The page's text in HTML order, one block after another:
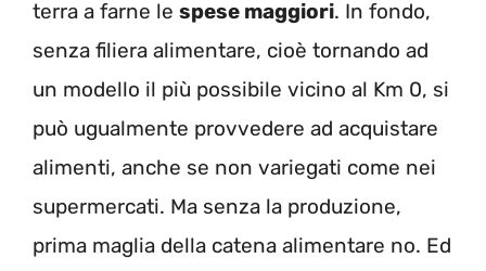
terra a farne le spese maggiori. In fondo,
senza filiera alimentare, cioè tornando ad
un modello il più possibile vicino al Km 0, si
può ugualmente provvedere ad acquistare
alimenti, anche se non variegati come nei
supermercati. Ma senza la produzione,
prima maglia della catena alimentare no. Ed